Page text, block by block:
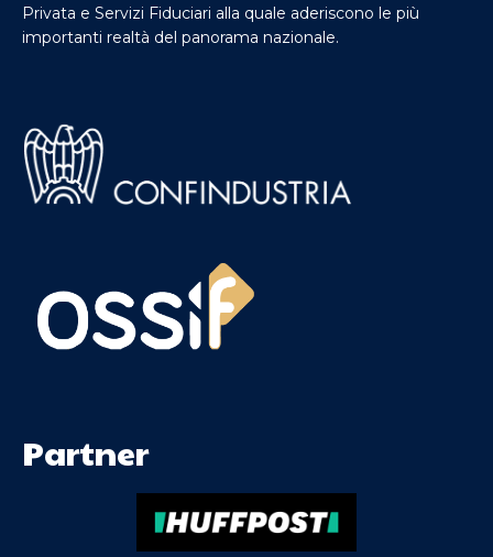
Privata e Servizi Fiduciari alla quale aderiscono le più
importanti realtà del panorama nazionale.
Partner